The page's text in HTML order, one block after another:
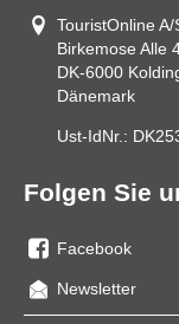
TouristOnline A/
Birkemose Alle
DK-6000
Dänemark
Ust-IdNr.:
Folgen Sie
Sie
uns
Facebook
Newsletter